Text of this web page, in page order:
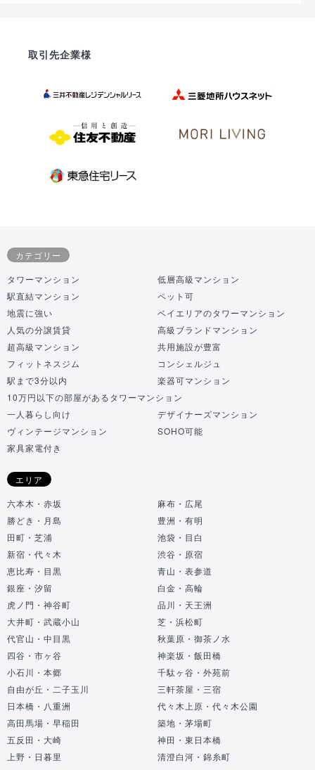
取引先企業様
カテゴリー
タワーマンション
低層高級マンション
駅直結マンション
ペット可
地震に強い
ベイエリアのタワーマンション
人気の分譲賃貸
高級ブランドマンション
超高級マンション
共用施設が豊富
フィットネスジム
コンシェルジュ
駅まで3分以内
楽器可マンション
10万円以下の部屋があるタワーマンション
一人暮らし向け
デザイナーズマンション
ヴィンテージマンション
SOHO可能
家具家電付き
エリア
六本木・赤坂
麻布・広尾
勝どき・月島
豊洲・有明
田町・芝浦
池袋・目白
新宿・代々木
渋谷・原宿
恵比寿・目黒
青山・表参道
銀座・汐留
白金・高輪
虎ノ門・神谷町
品川・天王洲
大井町・武蔵小山
芝・浜松町
代官山・中目黒
秋葉原・御茶ノ水
四谷・市ヶ谷
神楽坂・飯田橋
小石川・本郷
千駄ヶ谷・外苑前
自由が丘・二子玉川
三軒茶屋・三宿
日本橋・八重洲
代々木上原・代々木公園
高田馬場・早稲田
築地・茅場町
五反田・大崎
神田・東日本橋
上野・日暮里
清澄白河・錦糸町